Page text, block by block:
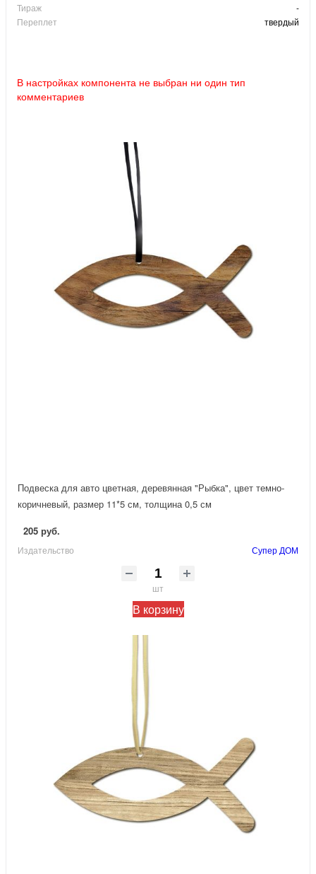
Тираж
-
Переплет
твердый
В настройках компонента не выбран ни один тип
комментариев
Подвеска для авто цветная, деревянная "Рыбка", цвет темно-
коричневый, размер 11*5 см, толщина 0,5 см
205 руб.
Издательство Супер ДОМ
шт
В корзину